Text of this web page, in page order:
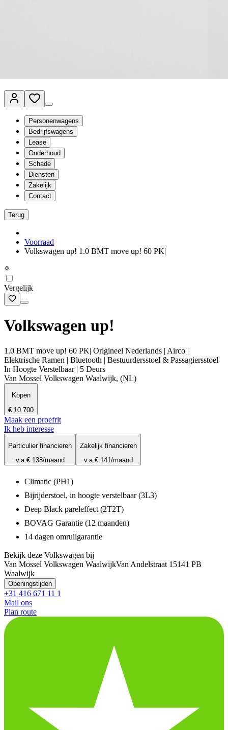
Personenwagens
Bedrijfswagens
Lease
Onderhoud
Schade
Diensten
Zakelijk
Contact
Terug
Voorraad
Volkswagen up! 1.0 BMT move up! 60 PK|
Vergelijk
Volkswagen up!
1.0 BMT move up! 60 PK| Origineel Nederlands | Airco |
Elektrische Ramen | Bluetooth | Bestuurdersstoel & Passagiersstoel
In Hoogte Verstelbaar | 5 Deurs
Van Mossel Volkswagen Waalwijk, (NL)
Kopen
€ 10.700
Maak een proefrit
Ik heb interesse
Particulier financieren
v.a.€ 138/maand
Zakelijk financieren
v.a.€ 141/maand
Climatic (PH1)
Bijrijderstoel, in hoogte verstelbaar (3L3)
Deep Black pareleffect (2T2T)
BOVAG Garantie (12 maanden)
14 dagen omruilgarantie
Bekijk deze Volkswagen bij
Van Mossel Volkswagen WaalwijkVan Andelstraat 1 5141 PB
Waalwijk
Openingstijden
+31 416 671 11 1
Mail ons
Plan route